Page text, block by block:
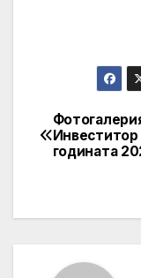
Post
Инвеститор
годината